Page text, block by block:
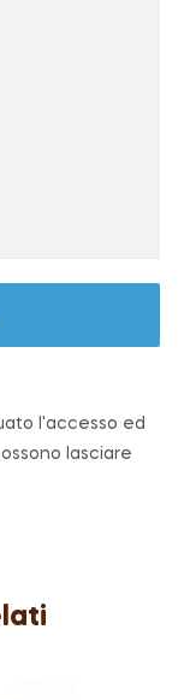
l'accesso ed
lasciare